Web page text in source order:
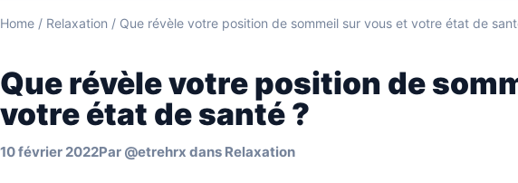
Home / Relaxation / Que révèle votre position de sommeil sur vous et votre état de
Que révèle votre position de
votre état de santé ?
10 février 2022Par @etrehrx dans Relaxation